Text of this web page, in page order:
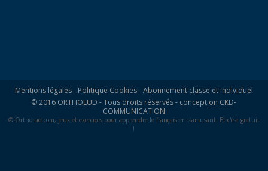
Mentions légales- Politique Cookies-Abonnement classe et individuel
© 2016 ORTHOLUD - Tous droits réservés - conception CKD-
COMMUNICATION
© Ortholud.com, jeux et exercices pour apprendre le français en s'amusant. Et c'est gratuit
!